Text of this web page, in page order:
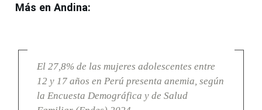
Más en Andina:
El 27,8% de las mujeres adolescentes entre
12 y 17 años en Perú presenta anemia, según
la Encuesta Demográfica y de Salud